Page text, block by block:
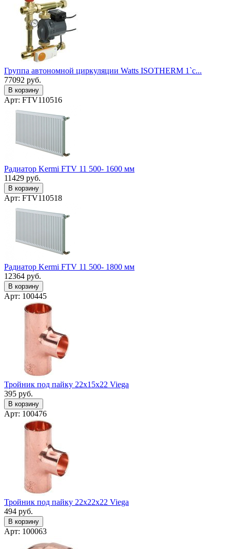
Группа автономной циркуляции Watts ISOTHERM 1`с...
77092 руб.
В корзину
Арт: FTV110516
Радиатор Kermi FTV 11 500- 1600 мм
11429 руб.
В корзину
Арт: FTV110518
Радиатор Kermi FTV 11 500- 1800 мм
12364 руб.
В корзину
Арт: 100445
Тройник под пайку 22x15x22 Viega
395 руб.
В корзину
Арт: 100476
Тройник под пайку 22x22x22 Viega
494 руб.
В корзину
Арт: 100063